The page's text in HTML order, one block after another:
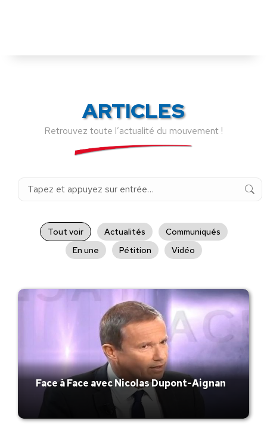
ARTICLES
Retrouvez toute l’actualité du mouvement !
Recherche
Tout voir Actualités
Communiqués
En une
Pétition Vidéo
Face à Face avec Nicolas Dupont-Aignan